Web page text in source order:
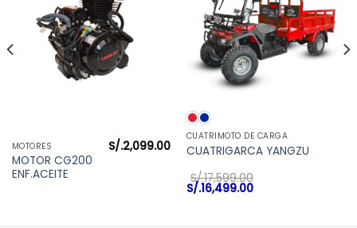
MOTORES
MOTOR CG200
ENF.ACEITE
S/.2,099.00
CUATRIMOTO DE CARGA
CUATRIGARCA YANGZU
S/.17,599.00
El
precio
S/.16,499.00El